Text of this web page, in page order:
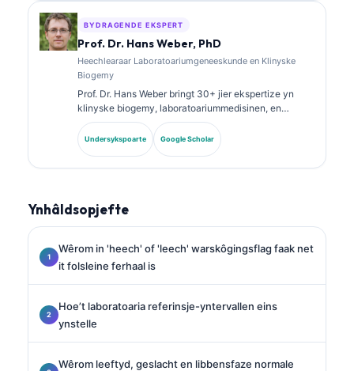
BYDRAGENDE EKSPERT
Prof. Dr. Hans Weber, PhD
Heechlearaar Laboratoariumgeneeskunde en Klinyske
Biogemy
Prof. Dr. Hans Weber bringt 30+ jier ekspertize yn
klinyske biogemy, laboratoariummedisinen, en
biomarkerûndersyk. Eardere presidint fan de Dútske
Genoatskip foar Klinyske Skiekunde, hy
spesjalisearret him yn analyse fan diagnostyske
Undersykspoarte Google Scholar
Ynhâldsopjefte
Wêrom in 'heech' of 'leech' warskôgingsflag faak net
it folsleine ferhaal is
Hoe’t laboratoaria referinsje-yntervallen eins
ynstelle
Wêrom leeftyd, geslacht en libbensfaze normale